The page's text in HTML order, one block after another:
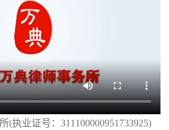
业证号：311100000951733925)